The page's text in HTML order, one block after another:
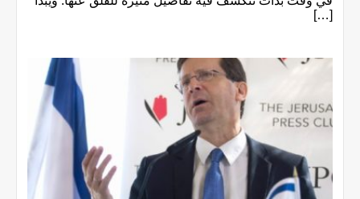
[…]